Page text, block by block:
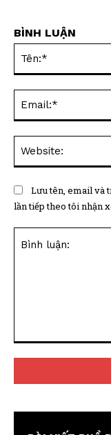
BÌNH LUẬN
Lưu tên, email và
lần tiếp theo tôi nhận